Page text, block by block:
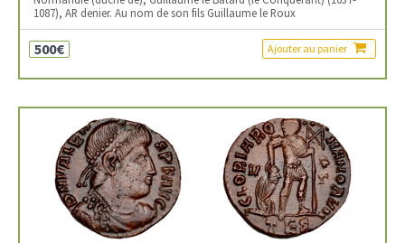
1087), AR denier. Au nom de son fils Guillaume le Roux
500€ Ajouter au panier